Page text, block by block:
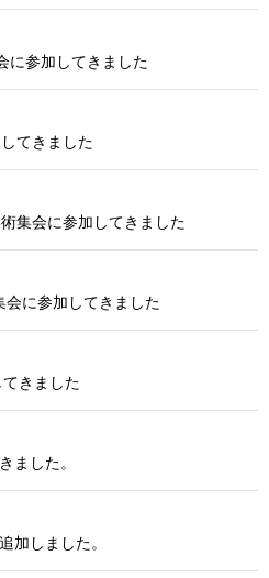
に参加してきました
てきました
集会に参加してきました
に参加してきました
きました
ました。
加しました。